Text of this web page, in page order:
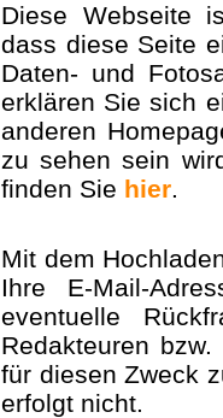
Diese Webseite
dass diese Seite
Daten- und
erklären Sie sich
anderen
zu sehen sein
finden Sie hier.
Mit dem
Ihre E-Mail-
eventuelle
Redakteuren
für diesen Zweck
erfolgt nicht.